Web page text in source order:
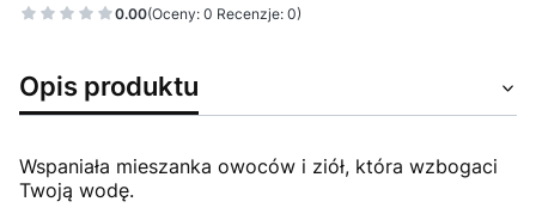
0.00(Oceny: 0 Recenzje: 0)
Opis produktu
Wspaniała mieszanka owoców i ziół, która wzbogaci
Twoją wodę.